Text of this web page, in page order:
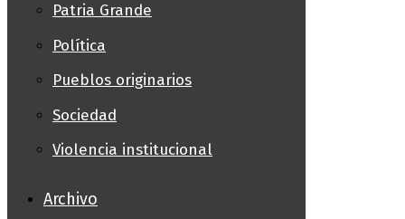
Patria Grande
Política
Pueblos originarios
Sociedad
Violencia institucional
Archivo